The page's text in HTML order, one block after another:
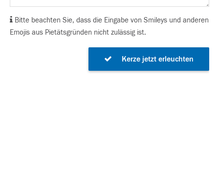
Bitte beachten Sie, dass die Eingabe von Smileys und anderen
Emojis aus Pietätsgründen nicht zulässig ist.
Kerze jetzt erleuchten